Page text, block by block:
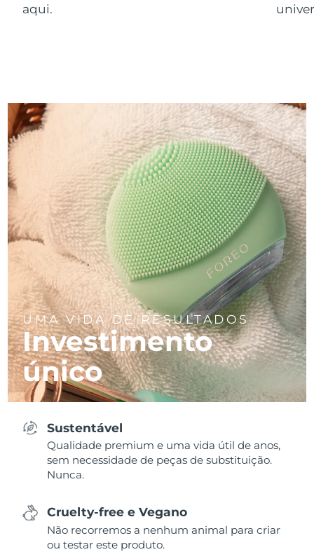
aqui.
UMA VIDA DE RESULTADOS
Investimento
único
Sustentável
Qualidade premium e uma vida útil de anos,
sem necessidade de peças de substituição.
Nunca.
Cruelty-free e Vegano
Não recorremos a nenhum animal para criar
ou testar este produto.